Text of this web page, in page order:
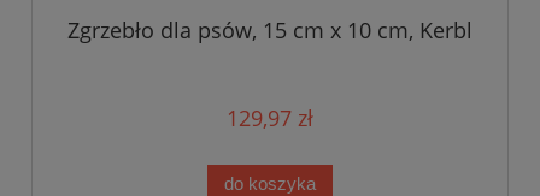
Zgrzebło dla psów, 15 cm x 10 cm, Kerbl
129,97 zł
do koszyka